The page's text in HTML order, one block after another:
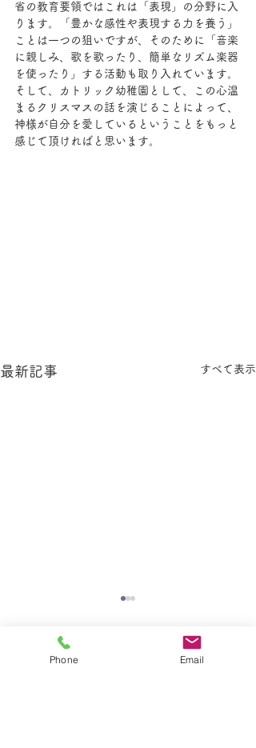
省の教育要領ではこれは「表現」の分野に入
ります。「豊かな感性や表現する力を養う」
ことは一つの狙いですが、そのために「音楽
に親しみ、歌を歌ったり、簡単なリズム楽器
を使ったり」する活動も取り入れています。
そして、カトリック幼稚園として、この心温
まるクリスマスの話を演じることによって、
神様が自分を愛しているということをもっと
感じて頂ければと思います。
最新記事 すべて表示
コメントPhone Email